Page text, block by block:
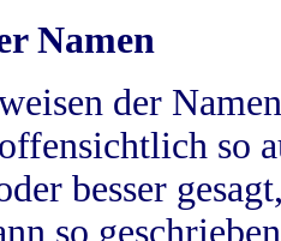
Namen
der
so
besser
so